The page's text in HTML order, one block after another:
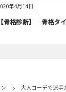
年4月14日
【骨格診断】 骨格タ
大人コーデで派手